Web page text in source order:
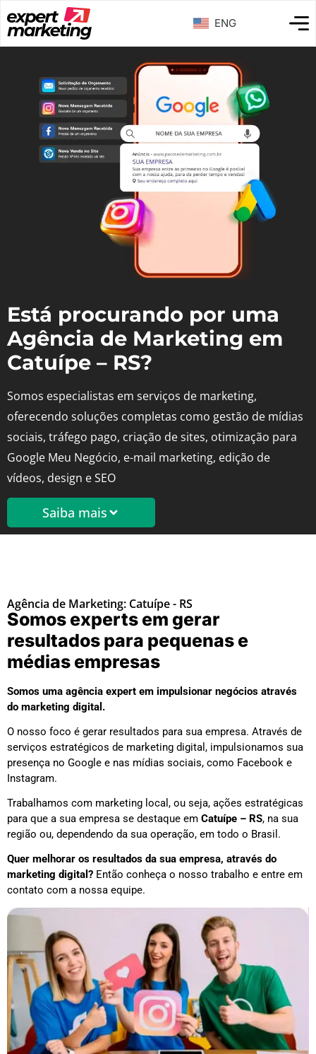
ENG
Está procurando por uma
Agência de Marketing em
Catuípe – RS?
Somos especialistas em serviços de marketing,
oferecendo soluções completas como gestão de mídias
sociais, tráfego pago, criação de sites, otimização para
Google Meu Negócio, e-mail marketing, edição de
vídeos, design e SEO
Saiba mais
Agência de Marketing: Catuípe - RS
Somos experts em gerar
resultados para pequenas e
médias empresas
Somos uma agência expert em impulsionar negócios através
do marketing digital.
O nosso foco é gerar resultados para sua empresa. Através de
serviços estratégicos de marketing digital, impulsionamos sua
presença no Google e nas mídias sociais, como Facebook e
Instagram.
Trabalhamos com marketing local, ou seja, ações estratégicas
para que a sua empresa se destaque em Catuípe – RS, na sua
região ou, dependendo da sua operação, em todo o Brasil.
Quer melhorar os resultados da sua empresa, através do
marketing digital? Então conheça o nosso trabalho e entre em
contato com a nossa equipe.